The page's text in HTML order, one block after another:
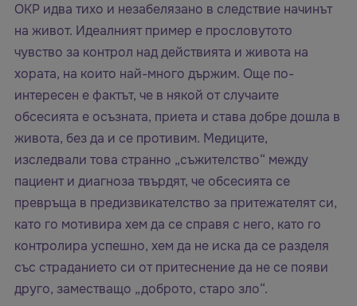
ОКР идва тихо и незабелязано в следствие начинът
на живот. Идеалният пример е прословутото
чувство за контрол над действията и живота на
хората, на които най-много държим. Още по-
интересен е фактът, че в някой от случаите
обсесията е осъзната, приета и става добре дошла в
живота, без да и се противим. Медиците,
изследвали това странно „съжителство“ между
пациент и диагноза твърдят, че обсесията се
превръща в предизвикателство за притежателят си,
като го мотивира хем да се справя с него, като го
контролира успешно, хем да не иска да се разделя
със страданието си от притеснение да не се появи
друго, заместващо „доброто, старо зло“.